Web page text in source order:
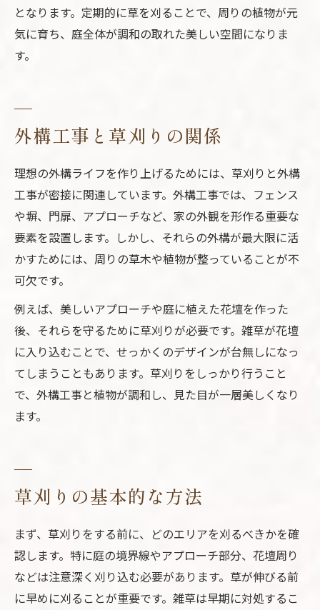
となります。定期的に草を刈ることで、周りの植物が元
気に育ち、庭全体が調和の取れた美しい空間になりま
す。
外構工事と草刈りの関係
理想の外構ライフを作り上げるためには、草刈りと外構
工事が密接に関連しています。外構工事では、フェンス
や塀、門扉、アプローチなど、家の外観を形作る重要な
要素を設置します。しかし、それらの外構が最大限に活
かすためには、周りの草木や植物が整っていることが不
可欠です。
例えば、美しいアプローチや庭に植えた花壇を作った
後、それらを守るために草刈りが必要です。雑草が花壇
に入り込むことで、せっかくのデザインが台無しになっ
てしまうこともあります。草刈りをしっかり行うこと
で、外構工事と植物が調和し、見た目が一層美しくなり
ます。
草刈りの基本的な方法
まず、草刈りをする前に、どのエリアを刈るべきかを確
認します。特に庭の境界線やアプローチ部分、花壇周り
などは注意深く刈り込む必要があります。草が伸びる前
に早めに刈ることが重要です。雑草は早期に対処するこ